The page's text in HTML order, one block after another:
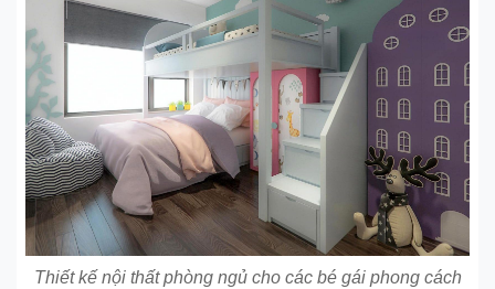
Thiết kế nội thất phòng ngủ cho các bé gái phong cách